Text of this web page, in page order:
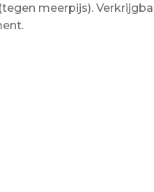
meerpijs).